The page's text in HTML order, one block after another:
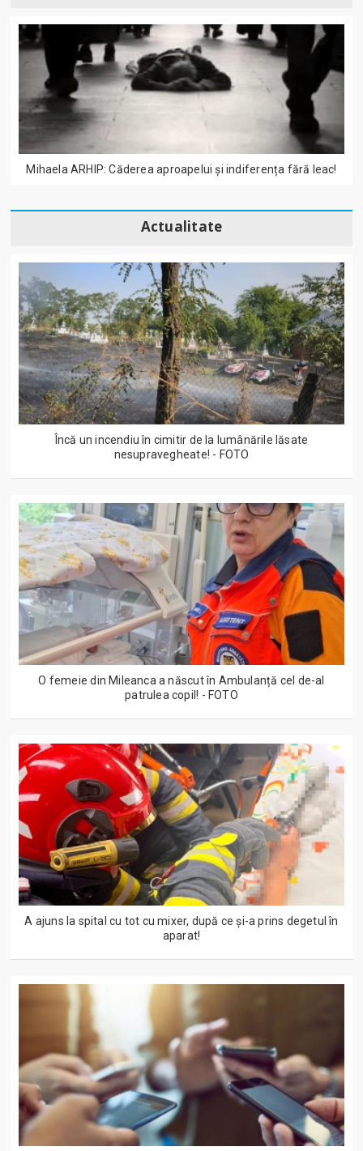
Mihaela ARHIP: Căderea aproapelui și indiferența fără leac!
Actualitate
Încă un incendiu în cimitir de la lumânările lăsate
nesupravegheate! - FOTO
O femeie din Mileanca a născut în Ambulanță cel de-al
patrulea copil! - FOTO
A ajuns la spital cu tot cu mixer, după ce și-a prins degetul în
aparat!